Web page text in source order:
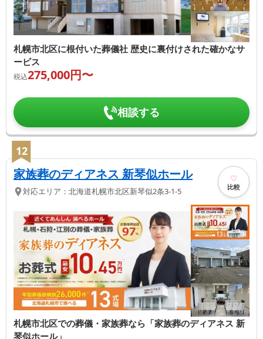
札幌市北区に根付いた葬儀社 歴史に裏付けされた確かなサ
ービス
税込275,000円〜
相談する
12
家族葬のディアネス 新琴似ホール
対応エリア： 北海道札幌市北区新琴似2条3-1-5 比較
札幌市北区での葬儀・家族葬なら「家族葬のディアネス 新
琴似ホール」